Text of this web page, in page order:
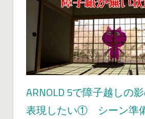
ARNOLD 5で障子越しの
表現したい① シーン準